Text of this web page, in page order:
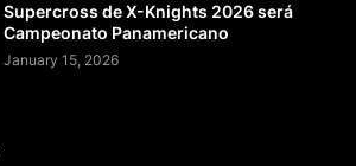
Supercross de X-Knights 2026 será
Campeonato Panamericano
January 15, 2026